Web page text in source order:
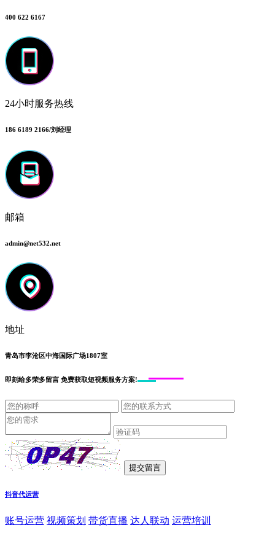
400 622 6167
24小时服务热线
186 6189 2166/刘经理
邮箱
admin@net532.net
地址
青岛市李沧区中海国际广场1807室
即刻给多荣多留言 免费获取短视频服务方案!
抖音代运营
账号运营 视频策划 带货直播 达人联动 运营培训